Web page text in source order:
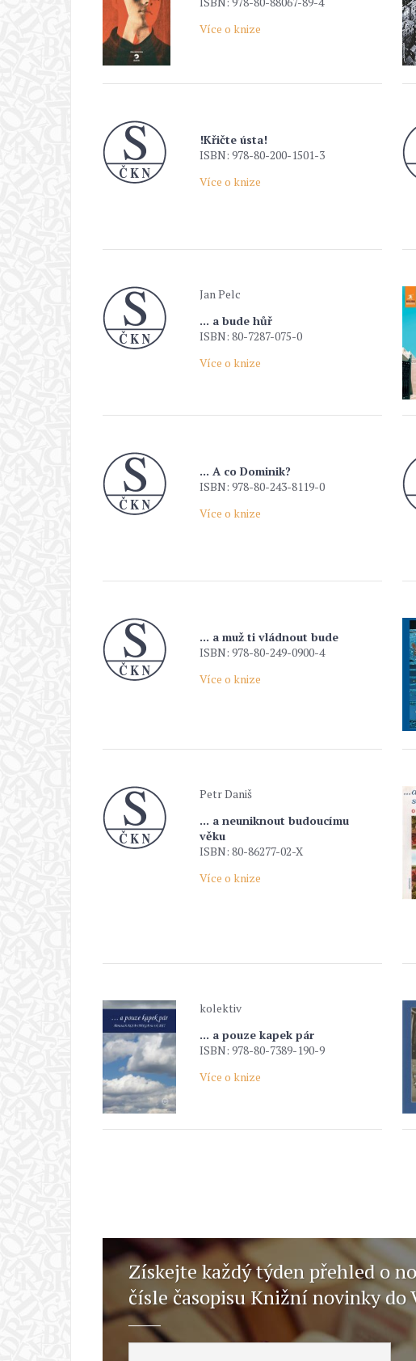
Více o knize
!Křičte ústa!
ISBN: 978-80-200-1501-3
Více o knize
Jan Pelc
... a bude hůř
ISBN: 80-7287-075-0
Více o knize
... A co Dominik?
ISBN: 978-80-243-8119-0
Více o knize
... a muž ti vládnout bude
ISBN: 978-80-249-0900-4
Více o knize
Petr Daniš
... a neuniknout budoucímu
věku
ISBN: 80-86277-02-X
Více o knize
kolektiv
... a pouze kapek pár
ISBN: 978-80-7389-190-9
Více o knize
Získejte každý týden přehled o
čísle časopisu Knižní novinky do